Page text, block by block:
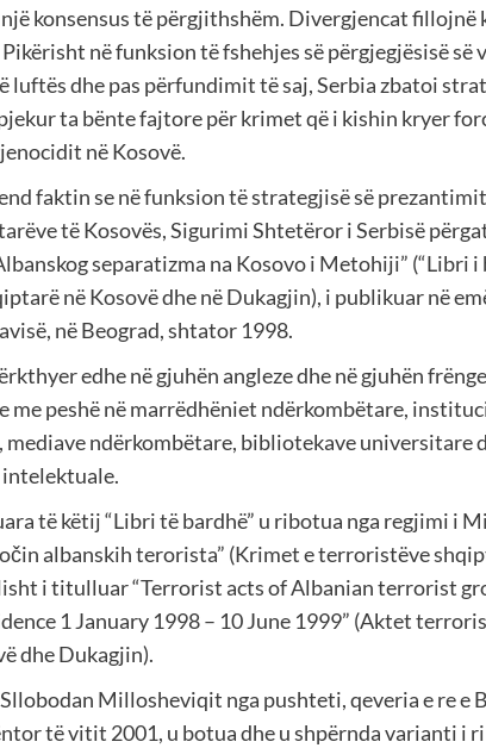
konsensus të përgjithshëm. Divergjencat fillojnë
në funksion të fshehjes së përgjegjësisë së
luftës dhe pas përfundimit të saj, Serbia zbatoi
ta bënte fajtore për krimet që i kishin kryer
në Kosovë.
faktin se në funksion të strategjisë së
të Kosovës, Sigurimi Shtetëror i Serbisë
separatizma na Kosovo i Metohiji” (“Libri
në Kosovë dhe në Dukagjin), i publikuar në
në Beograd, shtator 1998.
edhe në gjuhën angleze dhe në gjuhën
me peshë në marrëdhëniet ndërkombëtare,
mediave ndërkombëtare, bibliotekave universitare
të këtij “Libri të bardhë” u ribotua nga regjimi i
albanskih terorista” (Krimet e terroristëve
i titulluar “Terrorist acts of Albanian terrorist
1 January 1998 – 10 June 1999” (Aktet
dhe Dukagjin).
Sllobodan Millosheviqit nga pushteti, qeveria e re e
të vitit 2001, u botua dhe u shpërnda varianti i